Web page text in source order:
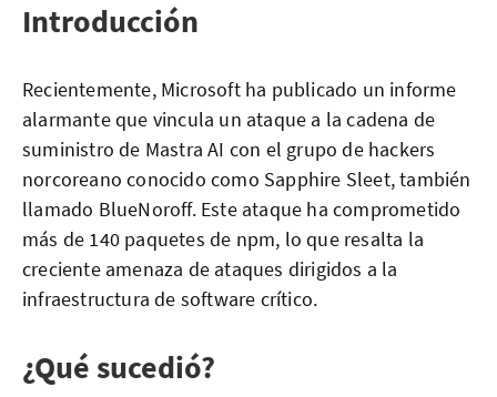
Introducción
Recientemente, Microsoft ha publicado un informe
alarmante que vincula un ataque a la cadena de
suministro de Mastra AI con el grupo de hackers
norcoreano conocido como Sapphire Sleet, también
llamado BlueNoroff. Este ataque ha comprometido
más de 140 paquetes de npm, lo que resalta la
creciente amenaza de ataques dirigidos a la
infraestructura de software crítico.
¿Qué sucedió?